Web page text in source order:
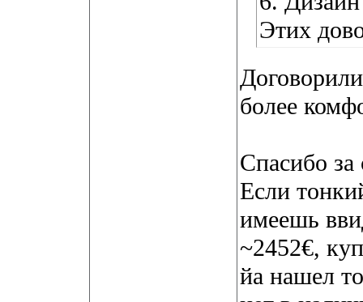
Этих
более
Спасибо за
Если
имеешь
~2452€,
йа нашел